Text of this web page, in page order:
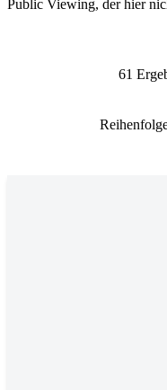
Public Viewing, der hier
61